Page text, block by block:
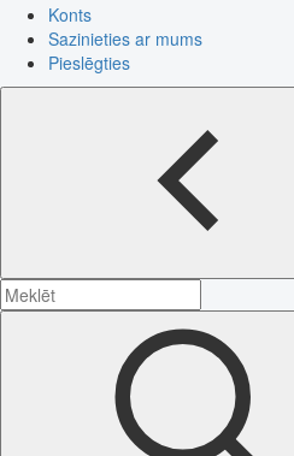
Konts
Sazinieties ar mums
Pieslēgties